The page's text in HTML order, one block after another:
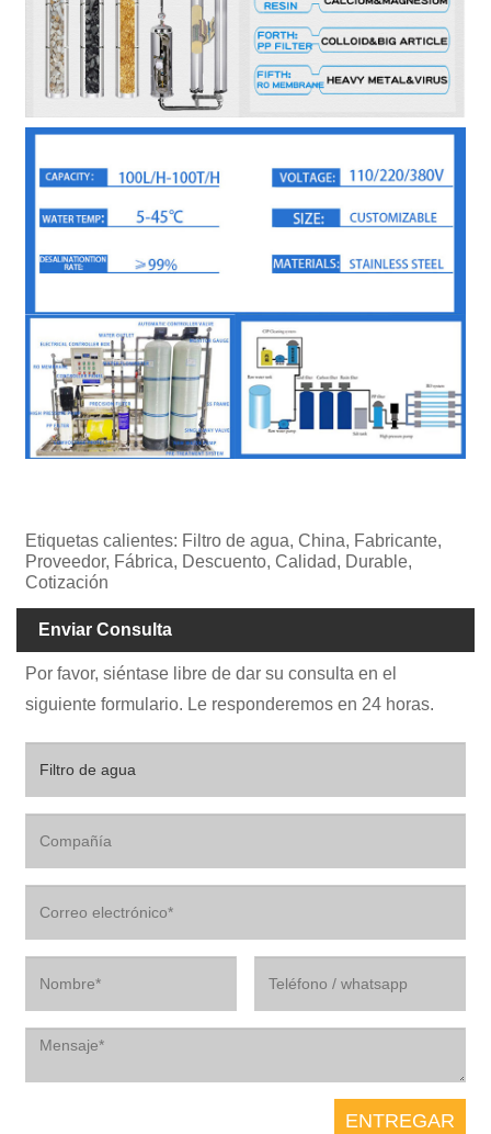
Etiquetas calientes: Filtro de agua, China, Fabricante,
Proveedor, Fábrica, Descuento, Calidad, Durable,
Cotización
Enviar Consulta
Por favor, siéntase libre de dar su consulta en el
siguiente formulario. Le responderemos en 24 horas.